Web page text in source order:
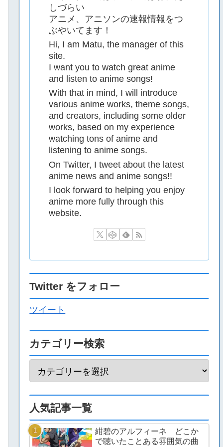
しづらい
アニメ、アニソンの速報情報をつ
ぶやいてます！
Hi, I am Matu, the manager of this
site.
I want you to watch great anime
and listen to anime songs!
With that in mind, I will introduce
various anime works, theme songs,
and creators, including some older
works, based on my experience
watching tons of anime and
listening to anime songs.
On Twitter, I tweet about the latest
anime news and anime songs!!
I look forward to helping you enjoy
anime more fully through this
website.
Twitter をフォロー
ツイート
カテゴリー検索
人気記事一覧
紺碧のアルフィーネ どこか
で聴いたことある雰囲気の曲